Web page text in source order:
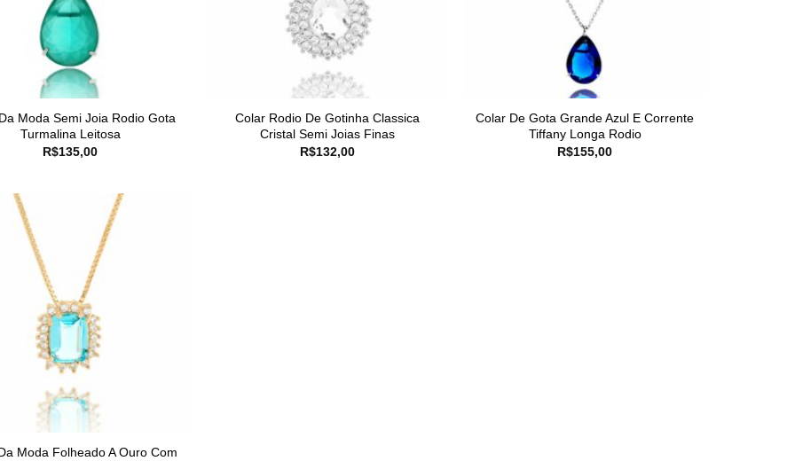
Moda Semi Joia Rodio Gota
Turmalina Leitosa
R$135,00
Colar Rodio De Gotinha Classica
Cristal Semi Joias Finas
R$132,00
Colar De Gota Grande Azul E Corrente
Tiffany Longa Rodio
R$155,00
Moda Folheado A Ouro Com